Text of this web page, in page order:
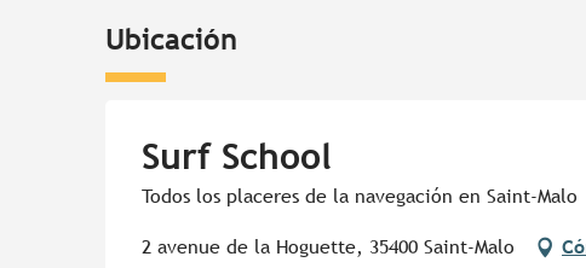
Ubicación
Surf School
Todos los placeres de la navegación en Saint-Malo
2 avenue de la Hoguette, 35400 Saint-Malo